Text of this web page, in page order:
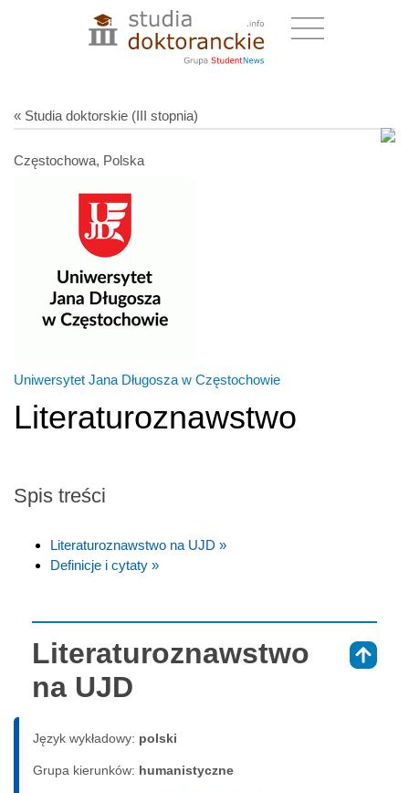
« Studia doktorskie (III stopnia)
Częstochowa, Polska
Uniwersytet Jana Długosza w Częstochowie
Literaturoznawstwo
Spis treści
Literaturoznawstwo na UJD »
Definicje i cytaty »
Literaturoznawstwo
na UJD
Język wykładowy: polski
Grupa kierunków: humanistyczne